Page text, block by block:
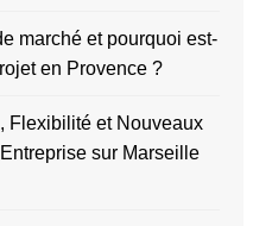
marché et pourquoi est-
en Provence ?
Flexibilité et Nouveaux
sur Marseille